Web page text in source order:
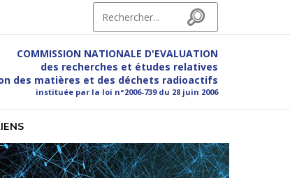
Search
radioactifs
COMMISSION NATIONALE D'EVALUATION
des recherches et études relatives
des matières et des déchets radioactifs
instituée par la loi n°2006-739 du 28 juin 2006